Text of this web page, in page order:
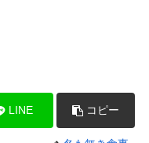
LINE コピー